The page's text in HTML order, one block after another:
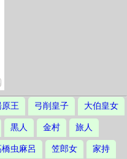
原王 弓削皇子 大伯皇女
黒人 金村 旅人
橋虫麻呂 笠郎女 家持